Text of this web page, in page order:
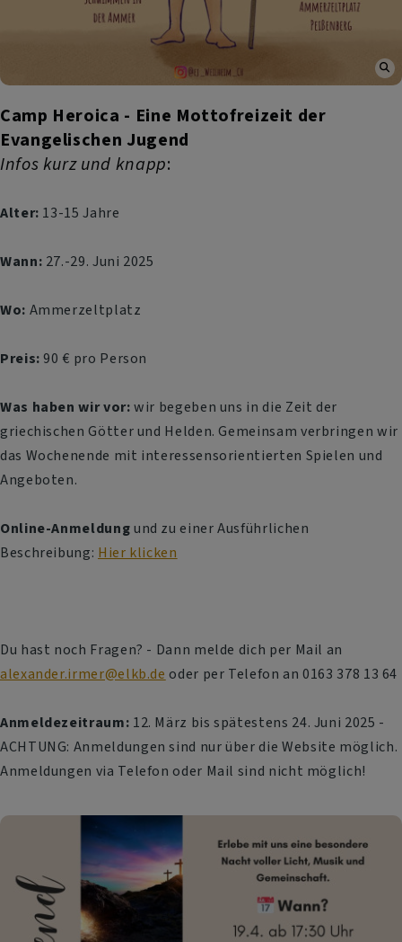
Camp Heroica - Eine Mottofreizeit der
Evangelischen Jugend
Infos kurz und knapp:
Alter: 13-15 Jahre
Wann: 27.-29. Juni 2025
Wo: Ammerzeltplatz
Preis:90 € pro Person
Was haben wir vor:wir begeben uns in die Zeit der
griechischen Götter und Helden. Gemeinsam verbringen wir
das Wochenende mit interessensorientierten Spielen und
Angeboten.
Online-Anmeldungund zu einer Ausführlichen
Beschreibung: Hier klicken
Du hast noch Fragen? - Dann melde dich per Mail an
alexander.irmer@elkb.de oder per Telefon an 0163 378 13 64
Anmeldezeitraum: 12. März bis spätestens 24. Juni 2025 -
ACHTUNG: Anmeldungen sind nur über die Website möglich.
Anmeldungen via Telefon oder Mail sind nicht möglich!